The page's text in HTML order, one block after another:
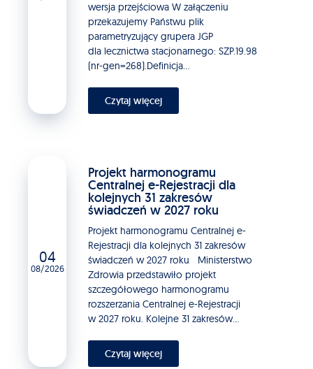
wersja przejściowa W załączeniu
przekazujemy Państwu plik
parametryzujący grupera JGP
dla lecznictwa stacjonarnego: SZP.19.98
(nr-gen=268).Definicja...
Czytaj więcej
04
08/2026
Projekt harmonogramu
Centralnej e-Rejestracji dla
kolejnych 31 zakresów
świadczeń w 2027 roku
Projekt harmonogramu Centralnej e-
Rejestracji dla kolejnych 31 zakresów
świadczeń w 2027 roku Ministerstwo
Zdrowia przedstawiło projekt
szczegółowego harmonogramu
rozszerzania Centralnej e-Rejestracji
w 2027 roku. Kolejne 31 zakresów...
Czytaj więcej